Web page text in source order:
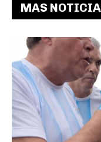
MAS